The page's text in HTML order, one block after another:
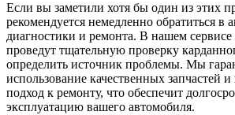
Если вы заметили хотя бы один из этих
рекомендуется немедленно обратиться в
диагностики и ремонта. В нашем
проведут тщательную проверку
определить источник проблемы. Мы
использование качественных запчастей
подход к ремонту, что обеспечит
эксплуатацию вашего автомобиля.